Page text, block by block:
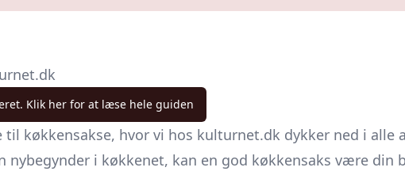
Klik her for at læse hele guiden
køkkensakse, hvor vi hos kulturnet.dk dykker ned i
nybegynder i køkkenet, kan en god køkkensaks være